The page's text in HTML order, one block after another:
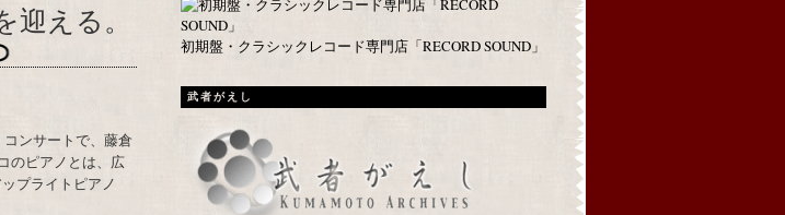
える。
ンサートで、藤倉
のピアノとは、広
プライトピアノ
初期盤・クラシックレコード専門店「RECORD SOUND」
武者がえし